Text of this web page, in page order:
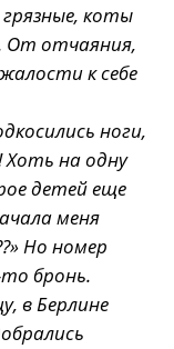
коты
От отчаяния,
к себе
ноги,
Хоть на одну
детей еще
меня
Но номер
бронь.
в Берлине